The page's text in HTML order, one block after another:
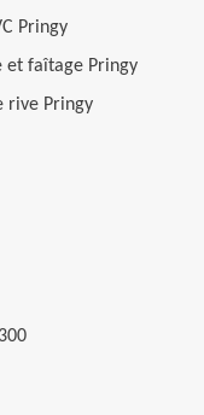
Pringy
et faîtage Pringy
rive Pringy